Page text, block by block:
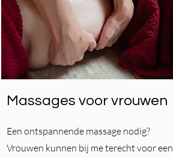
Massages voor vrouwen
Een ontspannende massage nodig?
Vrouwen kunnen bij me terecht voor een